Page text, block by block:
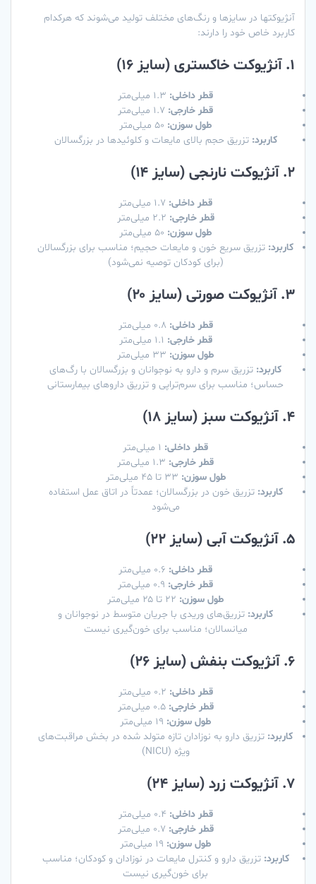
آنژیوکتها در سایزها و رنگ‌های مختلف تولید می‌شوند که هرکدام
کاربرد خاص خود را دارند:
1. آنژیوکت خاکستری (سایز ۱۶)
قطر داخلی:
قطر خارجی:
طول سوزن:
کاربرد: تزریق حجم بالای مایعات و کلوئیدها در بزرگسالان
2. آنژیوکت نارنجی (سایز ۱۴)
قطر داخلی:
قطر خارجی:
طول سوزن:
کاربرد: تزریق سریع خون و مایعات حجیم؛ مناسب برای بزرگسالان
(برای کودکان توصیه نمی‌شود)
3. آنژیوکت صورتی (سایز ۲۰)
قطر داخلی:
قطر خارجی:
طول سوزن:
کاربرد: تزریق سرم و دارو به نوجوانان و بزرگسالان با رگ‌های
حساس؛ مناسب برای سرم‌تراپی و تزریق داروهای بیمارستانی
4. آنژیوکت سبز (سایز ۱۸)
قطر داخلی:
قطر خارجی:
طول سوزن:
کاربرد: تزریق خون در بزرگسالان؛ عمدتاً در اتاق عمل استفاده
می‌شود
5. آنژیوکت آبی (سایز ۲۲)
قطر داخلی:
قطر خارجی:
طول سوزن:
کاربرد: تزریق‌های وریدی با جریان متوسط در نوجوانان و
میانسالان؛ مناسب برای خون‌گیری نیست
6. آنژیوکت بنفش (سایز ۲۶)
قطر داخلی:
قطر خارجی: ۰.۵ میلی‌متر
طول سوزن:
کاربرد: تزریق دارو به نوزادان تازه متولد شده در بخش مراقبت‌های
ویژه (NICU)
7. آنژیوکت زرد (سایز ۲۴)
قطر داخلی:
قطر خارجی:
طول سوزن:
کاربرد: تزریق دارو و کنترل مایعات در نوزادان و کودکان؛ مناسب
برای خون‌گیری نیست